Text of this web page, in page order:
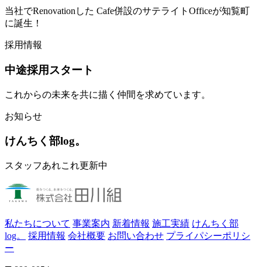
当社でRenovationした Cafe併設のサテライトOfficeが知覧町
に誕生！
採用情報
中途採用スタート
これからの未来を共に描く仲間を求めています。
お知らせ
けんちく部log。
スタッフあれこれ更新中
私たちについて 事業案内 新着情報 施工実績 けんちく部
log。
採用情報 会社概要 お問い合わせ プライパシーポリシ
ー